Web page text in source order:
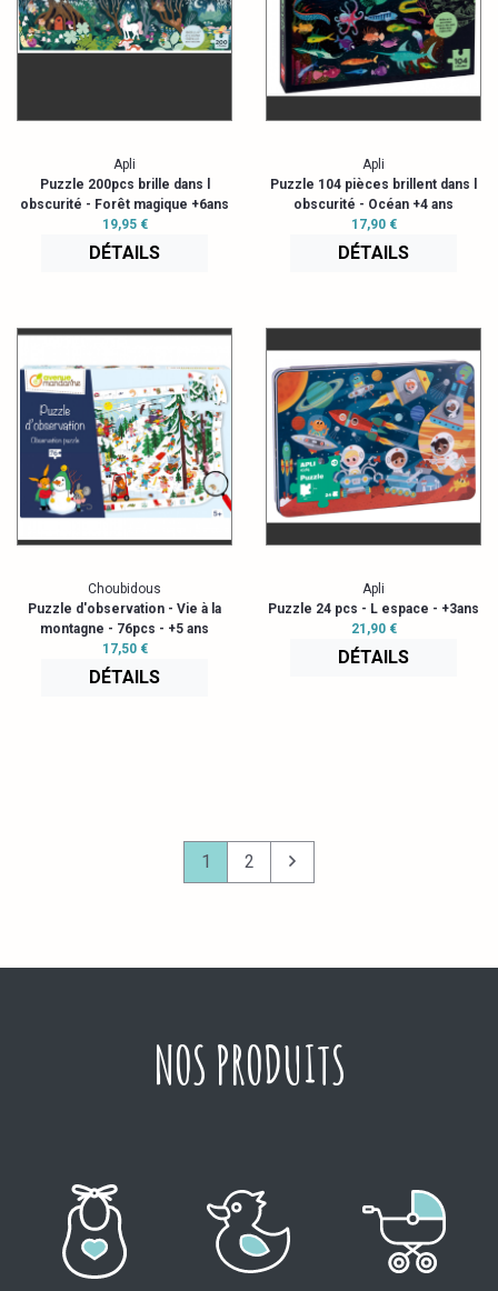
Apli
Puzzle 200pcs brille dans l
obscurité - Forêt magique +6ans
19,95 €
DÉTAILS
Apli
Puzzle 104 pièces brillent dans l
obscurité - Océan +4 ans
17,90 €
DÉTAILS
Choubidous
Puzzle d'observation - Vie à la
montagne - 76pcs - +5 ans
17,50 €
DÉTAILS
Apli
Puzzle 24 pcs - L espace - +3ans
21,90 €
DÉTAILS
1 2
NOS PRODUITS